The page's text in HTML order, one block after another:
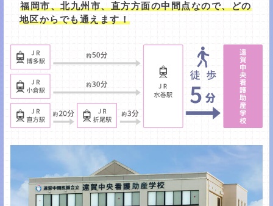
福岡市、北九州市、直方方面の中間点なので、どの
地区からでも通えます！